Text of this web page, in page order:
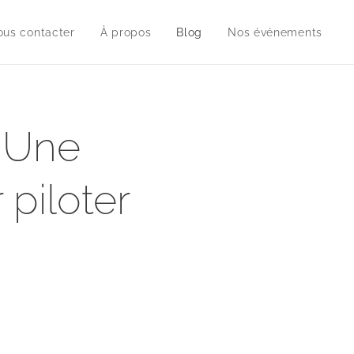
contacter À propos Blog Nos événements
piloter